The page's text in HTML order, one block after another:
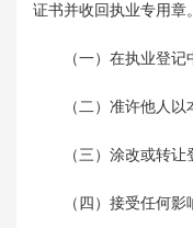
证书并收回执业专用章
（一）在执业登记
（二）准许他人以
（三）涂改或转
（四）接受任何影